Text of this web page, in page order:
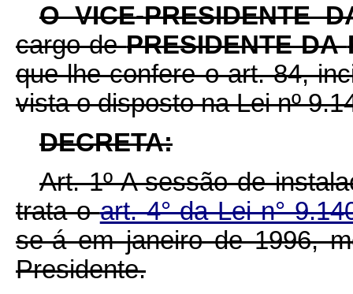
O VICE-PRESIDENTE
cargo dePRESIDENTE DA
que lhe confere o art. 84,
vista o disposto na Lei nº
DECRETA:
Art. 1º A sessão de
trata oart. 4° da Lei n°
se-á em janeiro de 1996,
Presidente.